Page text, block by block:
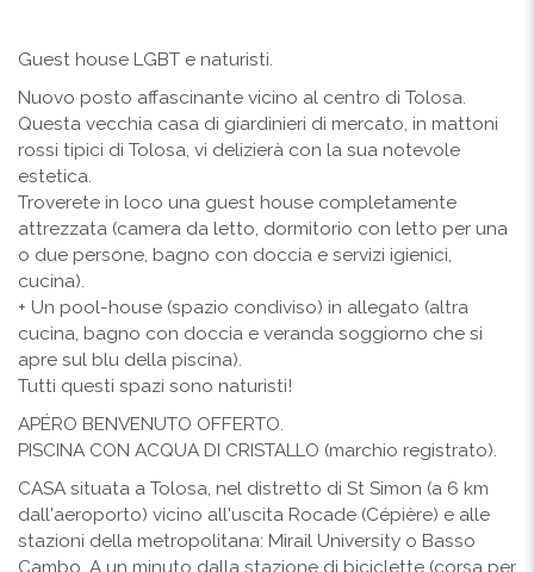
Guest house LGBT e naturisti.
Nuovo posto affascinante vicino al centro di Tolosa.
Questa vecchia casa di giardinieri di mercato, in mattoni
rossi tipici di Tolosa, vi delizierà con la sua notevole
estetica.
Troverete in loco una guest house completamente
attrezzata (camera da letto, dormitorio con letto per una
o due persone, bagno con doccia e servizi igienici,
cucina).
+ Un pool-house (spazio condiviso) in allegato (altra
cucina, bagno con doccia e veranda soggiorno che si
apre sul blu della piscina).
Tutti questi spazi sono naturisti!
APÉRO BENVENUTO OFFERTO.
PISCINA CON ACQUA DI CRISTALLO (marchio registrato).
CASA situata a Tolosa, nel distretto di St Simon (a 6 km
dall'aeroporto) vicino all'uscita Rocade (Cépière) e alle
stazioni della metropolitana: Mirail University o Basso
Cambo. A un minuto dalla stazione di biciclette (corsa per